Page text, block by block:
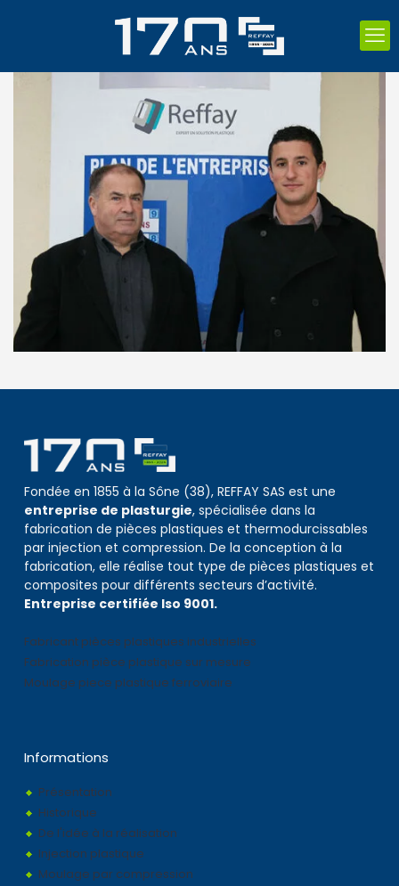
Fondée en 1855 à la Sône (38), REFFAY SAS est une
entreprise de plasturgie, spécialisée dans la
fabrication de pièces plastiques et thermodurcissables
par injection et compression. De la conception à la
fabrication, elle réalise tout type de pièces plastiques et
composites pour différents secteurs d’activité.
Entreprise certifiée Iso 9001.
Fabricant pièces plastiques industrielles
Fabrication pièce plastique sur mesure
Moulage piece plastique ferroviaire
Informations
Présentation
Historique
De l'idée à la réalisation
Injection plastique
Moulage par compression